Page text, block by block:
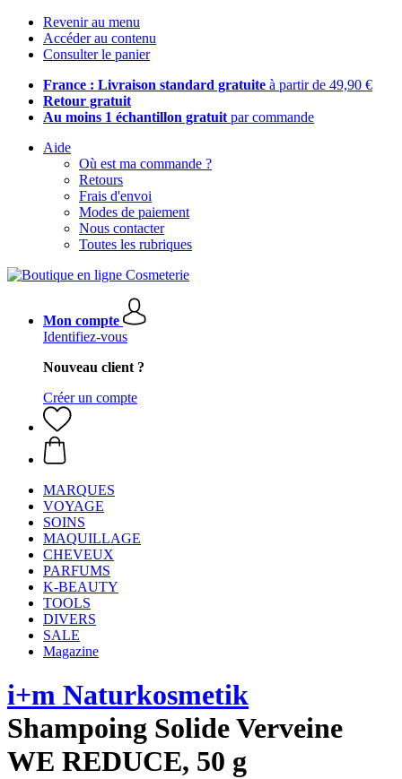
Revenir au menu
Accéder au contenu
Consulter le panier
France : Livraison standard gratuite à partir de 49,90 €
Retour gratuit
Au moins 1 échantillon gratuit par commande
Aide
Où est ma commande ?
Retours
Frais d'envoi
Modes de paiement
Nous contacter
Toutes les rubriques
Mon compte
Identifiez-vous
Nouveau client ?
Créer un compte
MARQUES
VOYAGE
SOINS
MAQUILLAGE
CHEVEUX
PARFUMS
K-BEAUTY
TOOLS
DIVERS
SALE
Magazine
i+m Naturkosmetik
Shampoing Solide Verveine
WE REDUCE, 50 g